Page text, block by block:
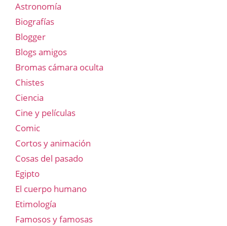
Astronomía
Biografías
Blogger
Blogs amigos
Bromas cámara oculta
Chistes
Ciencia
Cine y películas
Comic
Cortos y animación
Cosas del pasado
Egipto
El cuerpo humano
Etimología
Famosos y famosas